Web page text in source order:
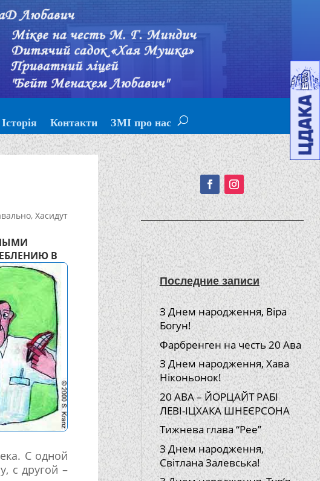
Історія Контакти ЗМІ про нас
, Хасидут
В
С одной
с другой –
Подписывайтесь!
Последние записи
З Днем народження, Віра
Богун!
Фарбренген на честь 20 Ава
З Днем народження, Хава
Ніконьонок!
20 АВА – ЙОРЦАЙТ РАБІ
ЛЕВІ-ІЦХАКА ШНЕЄРСОНА
Тижнева глава “Рее”
З Днем народження,
Світлана Залевська!